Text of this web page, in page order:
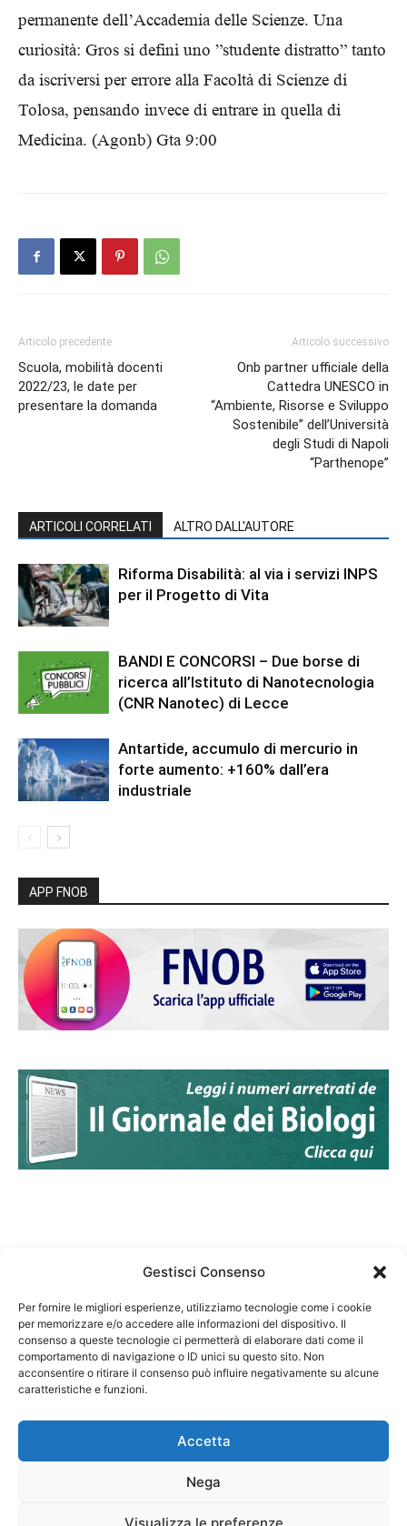
Gestisci Consenso
Per fornire le migliori esperienze, utilizziamo tecnologie come i cookie
per memorizzare e/o accedere alle informazioni del dispositivo. Il
consenso a queste tecnologie ci permetterà di elaborare dati come il
comportamento di navigazione o ID unici su questo sito. Non
acconsentire o ritirare il consenso può influire negativamente su alcune
caratteristiche e funzioni.
Accetta
Nega
Visualizza le preferenze
permanente dell’Accademia delle Scienze. Una
curiosità: Gros si definì uno ”studente distratto” tanto
da iscriversi per errore alla Facoltà di Scienze di
Tolosa, pensando invece di entrare in quella di
Medicina. (Agonb) Gta 9:00
Articolo precedente
Scuola, mobilità docenti
2022/23, le date per
presentare la domanda
Articolo successivo
Onb partner ufficiale della
Cattedra UNESCO in
“Ambiente, Risorse e Sviluppo
Sostenibile” dell’Università
degli Studi di Napoli
“Parthenope”
ARTICOLI CORRELATI ALTRO DALL'AUTORE
Riforma Disabilità: al via i servizi INPS
per il Progetto di Vita
BANDI E CONCORSI – Due borse di
ricerca all’Istituto di Nanotecnologia
(CNR Nanotec) di Lecce
Antartide, accumulo di mercurio in
forte aumento: +160% dall’era
industriale
APP FNOB
Federazione Nazionale Degli Ordini dei Biologi:
codice fiscale 80069130583
Responsabile sito internet www.fnob.it:
Privacy Policy Cookie Policy